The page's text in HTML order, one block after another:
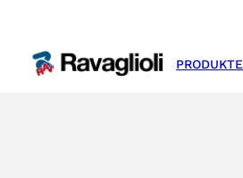
PRODUKTE